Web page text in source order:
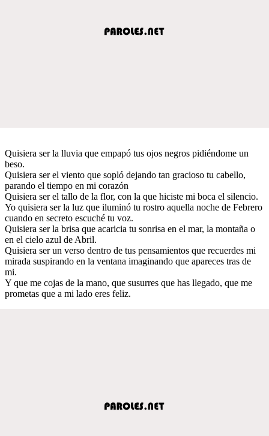
Quisiera ser la lluvia que empapó tus ojos negros pidiéndome un
beso.
Quisiera ser el viento que sopló dejando tan gracioso tu cabello,
parando el tiempo en mi corazón
Quisiera ser el tallo de la flor, con la que hiciste mi boca el silencio.
Yo quisiera ser la luz que iluminó tu rostro aquella noche de Febrero
cuando en secreto escuché tu voz.
Quisiera ser la brisa que acaricia tu sonrisa en el mar, la montaña o
en el cielo azul de Abril.
Quisiera ser un verso dentro de tus pensamientos que recuerdes mi
mirada suspirando en la ventana imaginando que apareces tras de
mi.
Y que me cojas de la mano, que susurres que has llegado, que me
prometas que a mi lado eres feliz.